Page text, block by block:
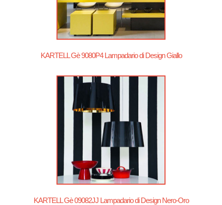
KARTELL Gè 9080P4 Lampadario di Design Giallo
KARTELL Gè 09082JJ Lampadario di Design Nero-Oro